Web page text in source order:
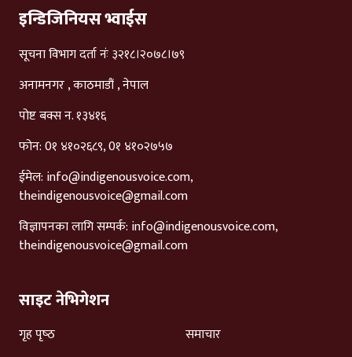
इन्डिजिनियस भ्वाईस
सूचना विभाग दर्ता नंः ३२१८।२०७८।७९
अनामनगर , काठमाडौं , नेपाल
पोष्ट बक्स न. १३४१६
फोन: 0१ ४१०२६८९, 0१ ४१०२७५७
ईमेल: info@indigenousvoice.com,
theindigenousvoice@gmail.com
विज्ञापनका लागि सम्पर्क: info@indigenousvoice.com,
theindigenousvoice@gmail.com
साइट नेभिगेशन
गृह पृष्‍ठ
समाचार